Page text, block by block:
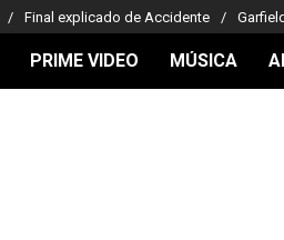
Final explicado de Accidente
PRIME VIDEO MÚSICA